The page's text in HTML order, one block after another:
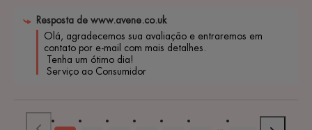
Resposta de www.avene.co.uk
Olá, agradecemos sua avaliação e entraremos em
contato por e-mail com mais detalhes.
Serviço ao Consumidor